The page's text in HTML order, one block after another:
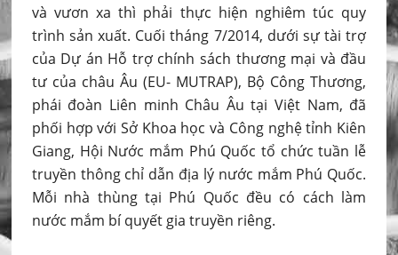
và vươn xa thì phải thực hiện nghiêm túc quy
trình sản xuất. Cuối tháng 7/2014, dưới sự tài trợ
của Dự án Hỗ trợ chính sách thương mại và đầu
tư của châu Âu (EU- MUTRAP), Bộ Công Thương,
phái đoàn Liên minh Châu Âu tại Việt Nam, đã
phối hợp với Sở Khoa học và Công nghệ tỉnh Kiên
Giang, Hội Nước mắm Phú Quốc tổ chức tuần lễ
truyền thông chỉ dẫn địa lý nước mắm Phú Quốc.
Mỗi nhà thùng tại Phú Quốc đều có cách làm
nước mắm bí quyết gia truyền riêng.